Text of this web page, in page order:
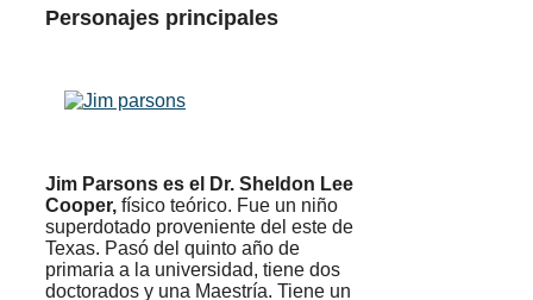
Personajes principales
Jim Parsons es el Dr. Sheldon Lee
Cooper, físico teórico. Fue un niño
superdotado proveniente del este de
Texas. Pasó del quinto año de
primaria a la universidad, tiene dos
doctorados y una Maestría. Tiene un